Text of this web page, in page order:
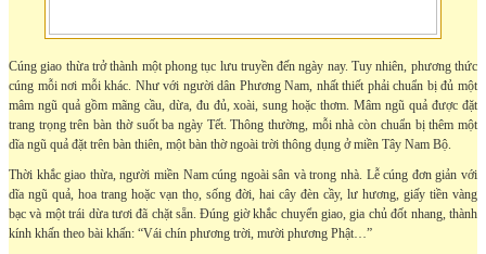
Cúng giao thừa trở thành một phong tục lưu truyền đến ngày nay. Tuy nhiên, phương thức
cúng mỗi nơi mỗi khác. Như với người dân Phương Nam, nhất thiết phải chuẩn bị đủ một
mâm ngũ quả gồm mãng cầu, dừa, đu đủ, xoài, sung hoặc thơm. Mâm ngũ quả được đặt
trang trọng trên bàn thờ suốt ba ngày Tết. Thông thường, mỗi nhà còn chuẩn bị thêm một
dĩa ngũ quả đặt trên bàn thiên, một bàn thờ ngoài trời thông dụng ở miền Tây Nam Bộ.
Thời khắc giao thừa, người miền Nam cúng ngoài sân và trong nhà. Lễ cúng đơn giản với
dĩa ngũ quả, hoa trang hoặc vạn thọ, sống đời, hai cây đèn cầy, lư hương, giấy tiền vàng
bạc và một trái dừa tươi đã chặt sẵn. Đúng giờ khắc chuyển giao, gia chủ đốt nhang, thành
kính khấn theo bài khấn: “Vái chín phương trời, mười phương Phật…”